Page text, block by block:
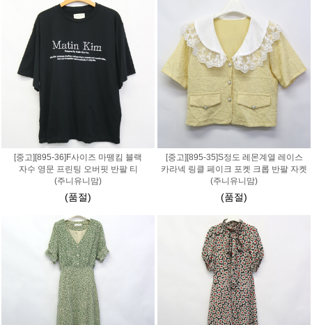
[중고][895-36]F사이즈 마뗑킴 블랙
자수 영문 프린팅 오버핏 반팔 티
(주니유니맘)
(품절)
[중고][895-35]S정도 레몬계열 레이스
카라넥 링클 페이크 포켓 크롭 반팔 자켓
(주니유니맘)
(품절)